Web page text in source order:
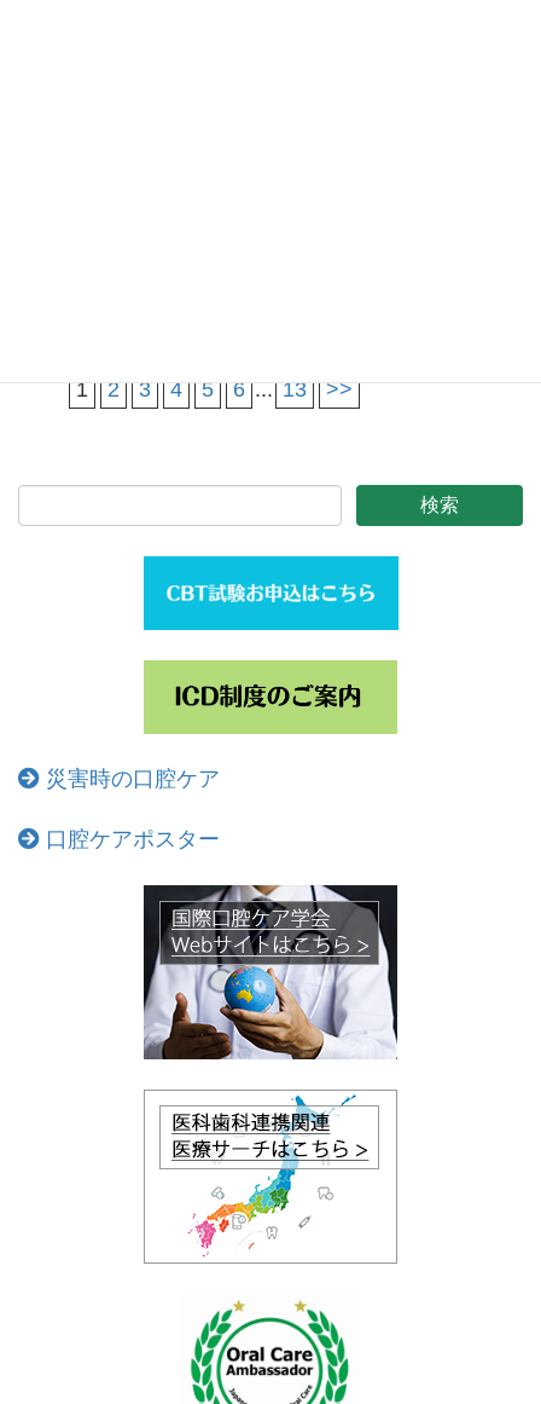
1 2 3 4 5 6 ... 13 >>
災害時の口腔ケア
口腔ケアポスター